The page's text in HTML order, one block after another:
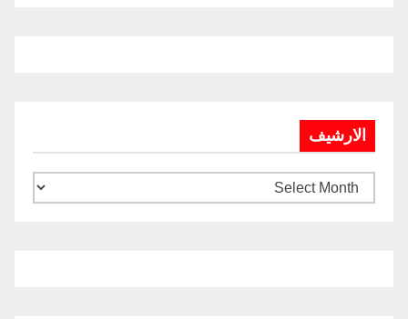
الارشيف